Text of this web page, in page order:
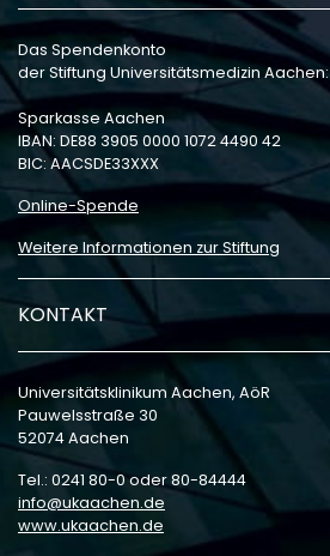
Das Spendenkonto
der Stiftung Universitätsmedizin Aachen:
Sparkasse Aachen
IBAN: DE88 3905 0000 1072 4490 42
BIC: AACSDE33XXX
Online-Spende
Weitere Informationen zur Stiftung
KONTAKT
Universitätsklinikum Aachen, AöR
Pauwelsstraße 30
52074 Aachen
Tel.: 0241 80-0 oder 80-84444
info
ukaachen de
www.ukaachen.de